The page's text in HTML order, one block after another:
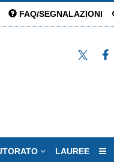
FAQ/SEGNALAZIONI
LAUREE